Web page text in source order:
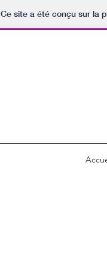
Ce site a été conçu sur la